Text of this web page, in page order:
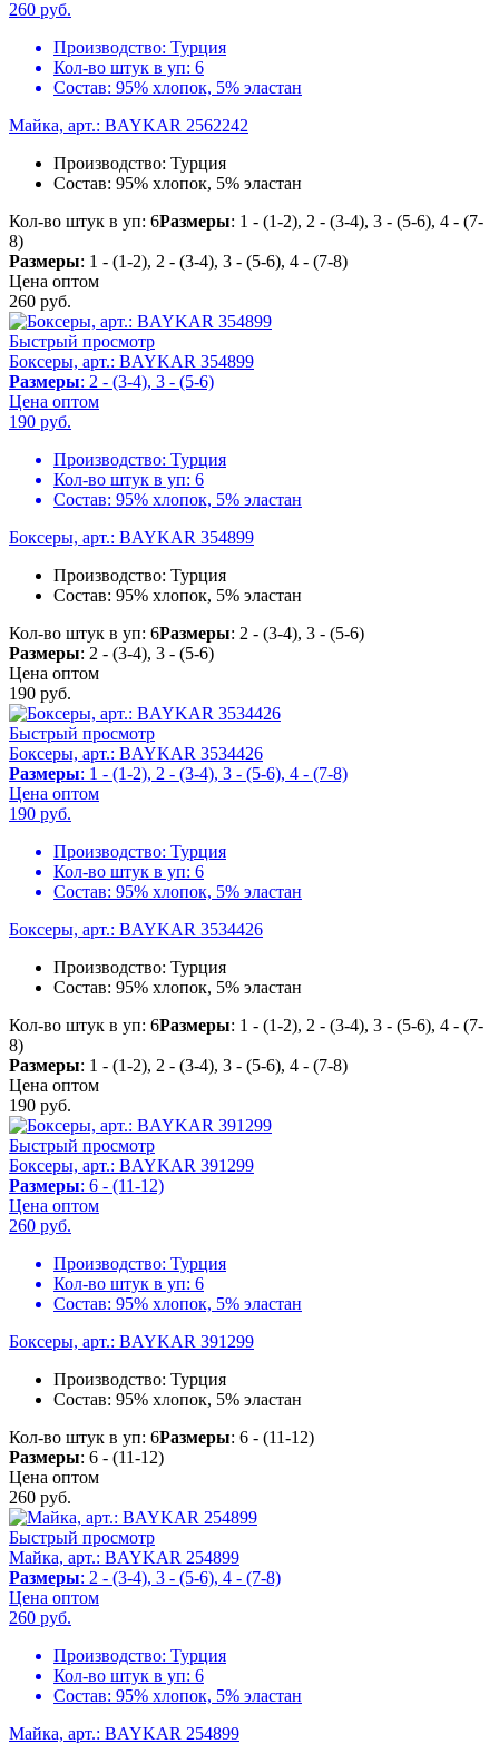
260 руб.
Производство: Турция
Кол-во штук в уп: 6
Состав: 95% хлопок, 5% эластан
Майка, арт.: BAYKAR 2562242
Производство: Турция
Состав: 95% хлопок, 5% эластан
Кол-во штук в уп: 6Размеры: 1 - (1-2), 2 - (3-4), 3 - (5-6), 4 - (7-
8)
Размеры: 1 - (1-2), 2 - (3-4), 3 - (5-6), 4 - (7-8)
Цена оптом
260 руб.
Быстрый просмотр
Боксеры, арт.: BAYKAR 354899
Размеры: 2 - (3-4), 3 - (5-6)
Цена оптом
190 руб.
Производство: Турция
Кол-во штук в уп: 6
Состав: 95% хлопок, 5% эластан
Боксеры, арт.: BAYKAR 354899
Производство: Турция
Состав: 95% хлопок, 5% эластан
Кол-во штук в уп: 6Размеры: 2 - (3-4), 3 - (5-6)
Размеры: 2 - (3-4), 3 - (5-6)
Цена оптом
190 руб.
Быстрый просмотр
Боксеры, арт.: BAYKAR 3534426
Размеры: 1 - (1-2), 2 - (3-4), 3 - (5-6), 4 - (7-8)
Цена оптом
190 руб.
Производство: Турция
Кол-во штук в уп: 6
Состав: 95% хлопок, 5% эластан
Боксеры, арт.: BAYKAR 3534426
Производство: Турция
Состав: 95% хлопок, 5% эластан
Кол-во штук в уп: 6Размеры: 1 - (1-2), 2 - (3-4), 3 - (5-6), 4 - (7-
8)
Размеры: 1 - (1-2), 2 - (3-4), 3 - (5-6), 4 - (7-8)
Цена оптом
190 руб.
Быстрый просмотр
Боксеры, арт.: BAYKAR 391299
Размеры: 6 - (11-12)
Цена оптом
260 руб.
Производство: Турция
Кол-во штук в уп: 6
Состав: 95% хлопок, 5% эластан
Боксеры, арт.: BAYKAR 391299
Производство: Турция
Состав: 95% хлопок, 5% эластан
Кол-во штук в уп: 6Размеры: 6 - (11-12)
Размеры: 6 - (11-12)
Цена оптом
260 руб.
Быстрый просмотр
Майка, арт.: BAYKAR 254899
Размеры: 2 - (3-4), 3 - (5-6), 4 - (7-8)
Цена оптом
260 руб.
Производство: Турция
Кол-во штук в уп: 6
Состав: 95% хлопок, 5% эластан
Майка, арт.: BAYKAR 254899